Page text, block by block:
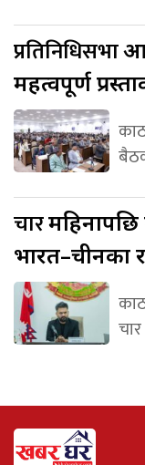
प्रतिनिधिसभा
महत्वपूर्ण
चारमहिनापछि
भारत–चीनका